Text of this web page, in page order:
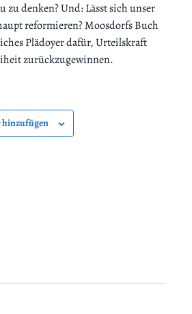
zu denken? Und: Lässt sich unser
reformieren? Moosdorfs Buch
Plädoyer dafür, Urteilskraft
zurückzugewinnen.
hinzufügen